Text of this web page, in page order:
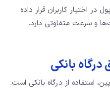
اختیار کاربران قرار داده
و سرعت متفاوتی دارد.
استفاده از درگاه بانکی است.